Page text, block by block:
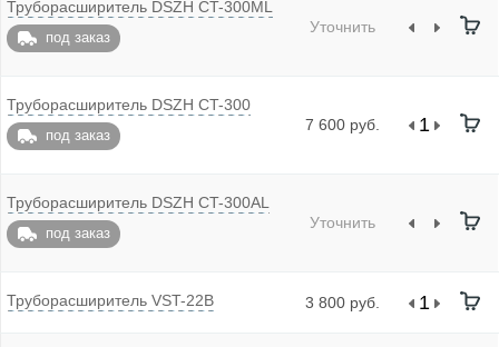
Труборасширитель DSZH CT-300ML
под заказ
Уточнить
Труборасширитель DSZH CT-300
под заказ
7 600 руб.
Труборасширитель DSZH CT-300AL
под заказ
Уточнить
Труборасширитель VST-22B 3 800 руб.